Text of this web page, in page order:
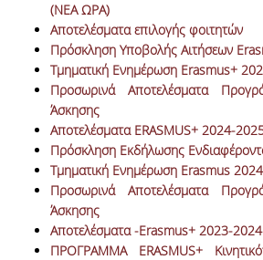
Ε.ΔΙ.Π.
ΕΠΙΣΤΗΜΟΝΙΚΟΙ
ΥΠΟΨΗΦΙΟΙ ΔΙΔΑΚΤΟΡΕΣ
ΔΙΟΙΚΗΤΙΚΟ ΠΡΟΣΩΠΙΚΟ
ΜΗΤΡΩΑ ΜΕΛΩΝ
ΕΤΟΥΣ '25-'26
(NEA ΩΡΑ)
Αποτελέσματα επιλογής φοιτητών
Πρόσκληση Υποβολής Αιτήσεων
Τμηματική Ενημέρωση Erasmus+
Προσωρινά Αποτελέσματα
Άσκησης
Aποτελέσματα ERASMUS+ 2024-
Πρόσκληση Εκδήλωσης
Τμηματική Ενημέρωση Erasmus
Προσωρινά Αποτελέσματα
Άσκησης
Αποτελέσματα -Erasmus+ 2023-2024
ΠΡΟΓΡΑΜΜΑ ERASMUS+